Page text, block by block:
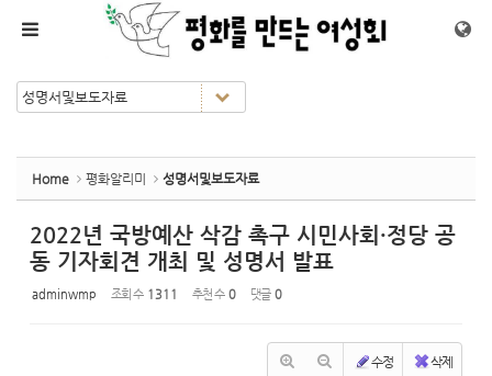
Home 평화알리미 성명서및보도자료
2022년 국방예산 삭감 촉구 시민사회·정당 공
동 기자회견 개최 및 성명서 발표
adminwmp 조회 수 1311 추천 수 0 댓글 0
수정 삭제